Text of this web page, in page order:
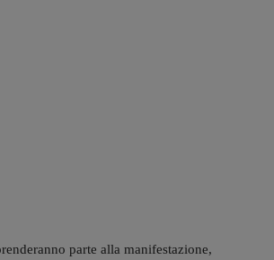
parte alla manifestazione,